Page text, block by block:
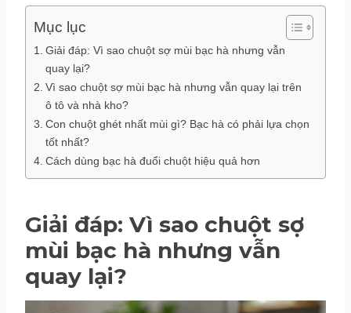
Mục lục
Giải đáp: Vì sao chuột sợ mùi bạc hà nhưng vẫn
quay lại?
Vì sao chuột sợ mùi bạc hà nhưng vẫn quay lại trên
ô tô và nhà kho?
Con chuột ghét nhất mùi gì? Bạc hà có phải lựa chọn
tốt nhất?
Cách dùng bạc hà đuổi chuột hiệu quả hơn
Giải đáp: Vì sao chuột sợ
mùi bạc hà nhưng vẫn
quay lại?